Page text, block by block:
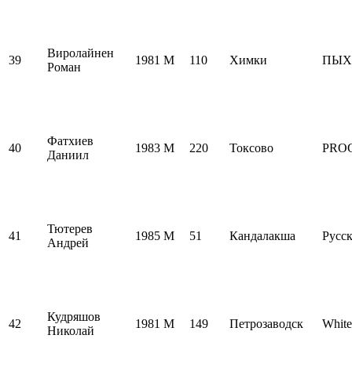
39
Виролайнен
Роман
1981 M 110 Химки
40
Фатхиев
Даниил
1983 M 220 Токсово
41
Тютерев
Андрей
1985 M 51 Кандалакша
42
Кудряшов
Николай
1981 M 149 Петрозаводск